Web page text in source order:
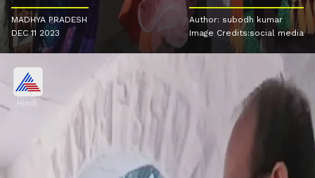
MADHYA PRADESH
DEC 11 2023
Author: subodh kumar
Image Credits:social media
Hindi